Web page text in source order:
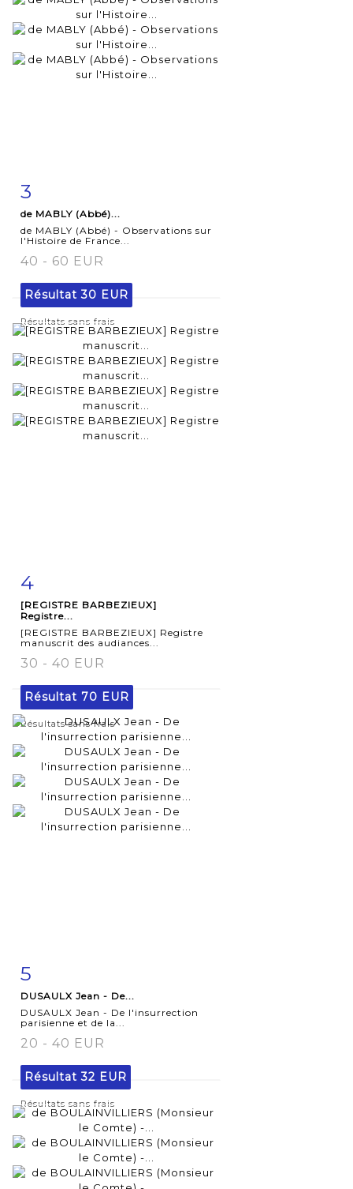
détaillée
3
de MABLY (Abbé)...
de MABLY (Abbé) - Observations sur
l'Histoire de France...
40 - 60 EUR
Résultat30 EUR
Résultats sans frais
détaillée
4
[REGISTRE BARBEZIEUX]
Registre...
[REGISTRE BARBEZIEUX] Registre
manuscrit des audiances...
30 - 40 EUR
Résultat 70 EUR
Résultats sans frais
5
DUSAULX Jean - De...
DUSAULX Jean - De l'insurrection
parisienne et de la...
20 - 40 EUR
Résultat32 EUR
Résultats sans frais